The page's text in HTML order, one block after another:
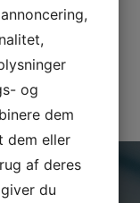
til
have overblik
og
dem
dem eller
af deres
du